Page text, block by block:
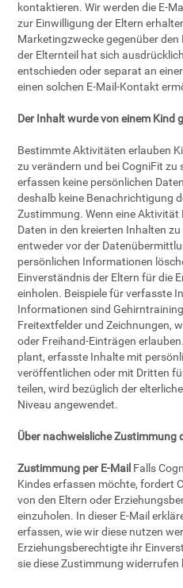
kontaktieren. Wir werden die E-
zur Einwilligung der Eltern
Marketingzwecke gegenüber den
der Elternteil hat sich
entschieden oder separat an
einen solchen E-Mail-Kontakt
Der Inhalt wurde von einem Kind
Bestimmte Aktivitäten erlauben
zu verändern und bei CogniFit zu
erfassen keine persönlichen
deshalb keine Benachrichtigung
Zustimmung. Wenn eine
Daten in den kreierten Inhalten
entweder vor der
persönlichen Informationen
Einverständnis der Eltern für die
einholen. Beispiele für verfasste
Informationen sind
Freitextfelder und Zeichnungen,
oder Freihand-Einträgen
plant, erfasste Inhalte mit
veröffentlichen oder mit Dritten
teilen, wird bezüglich der
Niveau angewendet.
Über nachweisliche Zustimmung
Zustimmung per E-Mail Falls
Kindes erfassen möchte, fordert
von den Eltern oder
einzuholen. In dieser E-Mail
erfassen, wie wir diese nutzen
Erziehungsberechtigte ihr
sie diese Zustimmung widerrufen